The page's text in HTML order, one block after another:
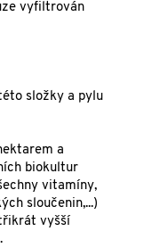
vyfiltrován
složky a pylu
a
biokultur
vitamíny,
sloučenin,...)
vyšší